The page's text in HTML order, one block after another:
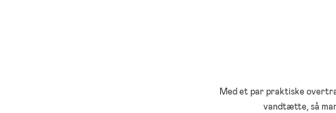
Med et par praktiske
vandtætte, så